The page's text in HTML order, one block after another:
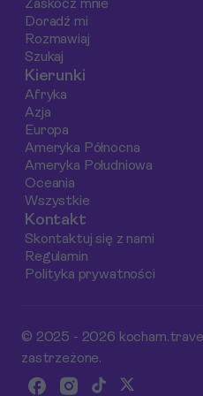
urokliwym mieście.
Zaskocz mnie
Doradź mi
Rozmawiaj
Szukaj
Kierunki
Afryka
Azja
Europa
Ameryka Północna
Ameryka Południowa
Oceania
Wszystkie
Kontakt
Skontaktuj się z nami
Regulamin
Polityka prywatności
© 2025 - 2026
zastrzeżone.